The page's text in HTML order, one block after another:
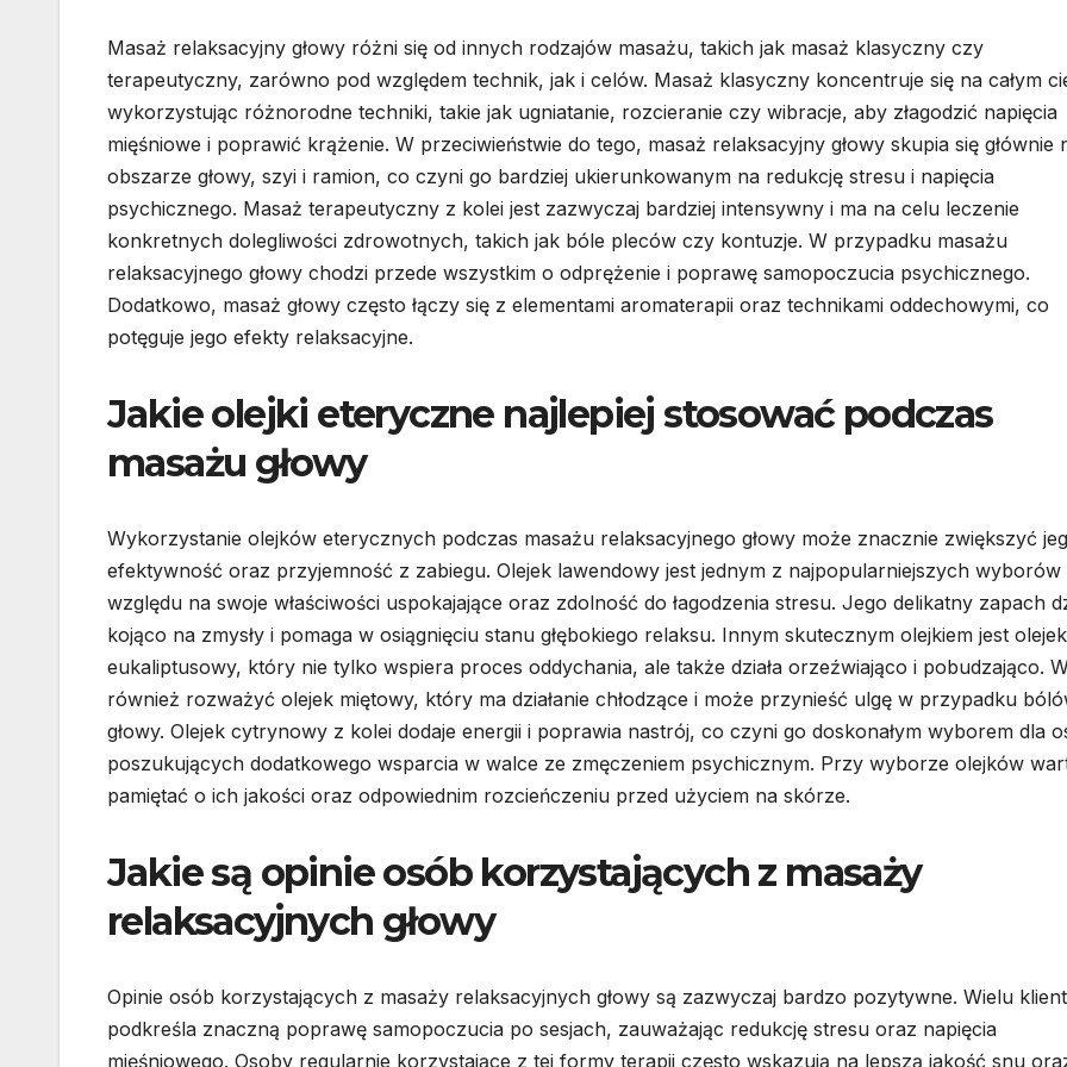
Masaż relaksacyjny głowy różni się od innych rodzajów masażu, takich jak masaż klasyczny czy
terapeutyczny, zarówno pod względem technik, jak i celów. Masaż klasyczny koncentruje się na całym
wykorzystując różnorodne techniki, takie jak ugniatanie, rozcieranie czy wibracje, aby złagodzić napięcia
mięśniowe i poprawić krążenie. W przeciwieństwie do tego, masaż relaksacyjny głowy skupia się głównie
obszarze głowy, szyi i ramion, co czyni go bardziej ukierunkowanym na redukcję stresu i napięcia
psychicznego. Masaż terapeutyczny z kolei jest zazwyczaj bardziej intensywny i ma na celu leczenie
konkretnych dolegliwości zdrowotnych, takich jak bóle pleców czy kontuzje. W przypadku masażu
relaksacyjnego głowy chodzi przede wszystkim o odprężenie i poprawę samopoczucia psychicznego.
Dodatkowo, masaż głowy często łączy się z elementami aromaterapii oraz technikami oddechowymi, co
potęguje jego efekty relaksacyjne.
Jakie olejki eteryczne najlepiej stosować podczas
masażu głowy
Wykorzystanie olejków eterycznych podczas masażu relaksacyjnego głowy może znacznie zwiększyć
efektywność oraz przyjemność z zabiegu. Olejek lawendowy jest jednym z najpopularniejszych wyborów
względu na swoje właściwości uspokajające oraz zdolność do łagodzenia stresu. Jego delikatny zapach
kojąco na zmysły i pomaga w osiągnięciu stanu głębokiego relaksu. Innym skutecznym olejkiem jest olejek
eukaliptusowy, który nie tylko wspiera proces oddychania, ale także działa orzeźwiająco i pobudzająco.
również rozważyć olejek miętowy, który ma działanie chłodzące i może przynieść ulgę w przypadku
głowy. Olejek cytrynowy z kolei dodaje energii i poprawia nastrój, co czyni go doskonałym wyborem dla
poszukujących dodatkowego wsparcia w walce ze zmęczeniem psychicznym. Przy wyborze olejków
pamiętać o ich jakości oraz odpowiednim rozcieńczeniu przed użyciem na skórze.
Jakie są opinie osób korzystających z masaży
relaksacyjnych głowy
Opinie osób korzystających z masaży relaksacyjnych głowy są zazwyczaj bardzo pozytywne. Wielu
podkreśla znaczną poprawę samopoczucia po sesjach, zauważając redukcję stresu oraz napięcia
mięśniowego. Osoby regularnie korzystające z tej formy terapii często wskazują na lepszą jakość snu